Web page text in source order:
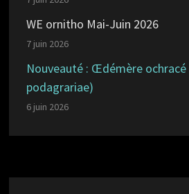
WE ornitho Mai-Juin 2026
7 juin 2026
Nouveauté : Œdémère ochracé
podagrariae)
6 juin 2026